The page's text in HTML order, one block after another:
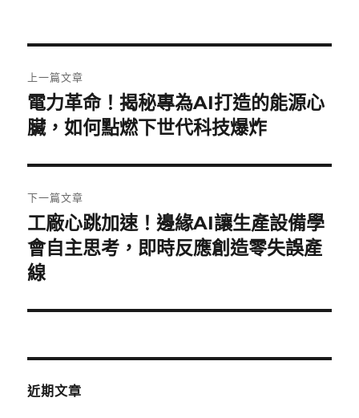
章
導
覽
上一篇文章
上
一
文
章:
電力革命！揭秘專為AI打造的能源心
臟，如何點燃下世代科技爆炸
下一篇文章
下
一
篇
章:
工廠心跳加速！邊緣AI讓生產設備學
會自主思考，即時反應創造零失誤產
線
近期文章